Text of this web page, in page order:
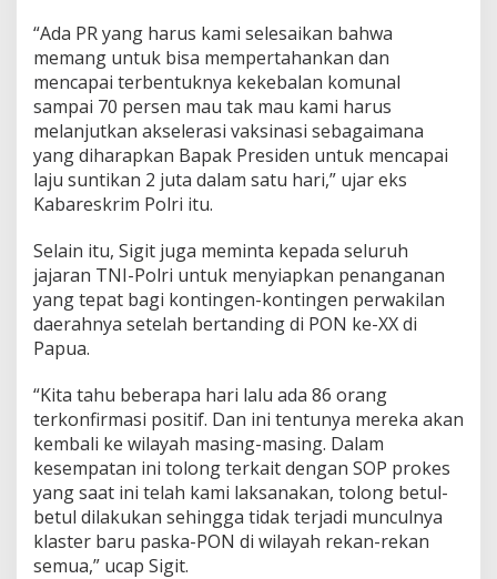
“Ada PR yang harus kami selesaikan bahwa
memang untuk bisa mempertahankan dan
mencapai terbentuknya kekebalan komunal
sampai 70 persen mau tak mau kami harus
melanjutkan akselerasi vaksinasi sebagaimana
yang diharapkan Bapak Presiden untuk mencapai
laju suntikan 2 juta dalam satu hari,” ujar eks
Kabareskrim Polri itu.
Selain itu, Sigit juga meminta kepada seluruh
jajaran TNI-Polri untuk menyiapkan penanganan
yang tepat bagi kontingen-kontingen perwakilan
daerahnya setelah bertanding di PON ke-XX di
Papua.
“Kita tahu beberapa hari lalu ada 86 orang
terkonfirmasi positif. Dan ini tentunya mereka akan
kembali ke wilayah masing-masing. Dalam
kesempatan ini tolong terkait dengan SOP prokes
yang saat ini telah kami laksanakan, tolong betul-
betul dilakukan sehingga tidak terjadi munculnya
klaster baru paska-PON di wilayah rekan-rekan
semua,” ucap Sigit.